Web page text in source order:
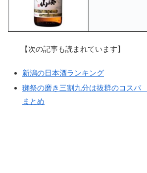
【次の記事も読まれています】
新潟の日本酒ランキング
獺祭の磨き三割九分は抜群のコス
まとめ